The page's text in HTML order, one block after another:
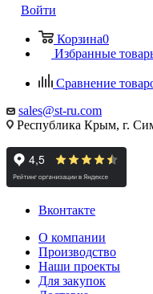
Войти
Корзина0
Избранные
Сравнение
sales@st-ru.com
Республика Крым, г.
Вконтакте
О компании
Производство
Наши проекты
Для закупок